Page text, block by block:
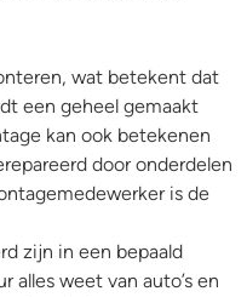
wat betekent dat
een geheel gemaakt
kan ook betekenen
door onderdelen
is de
zijn in een bepaald
alles weet van auto’s en